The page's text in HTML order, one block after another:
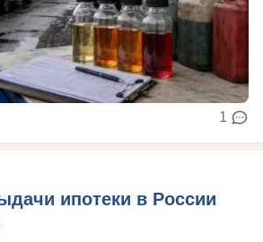
1
ипотеки в России